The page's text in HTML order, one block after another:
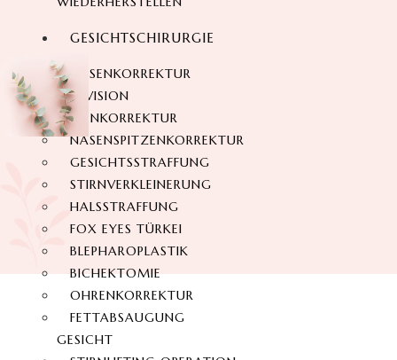
GESICHTSCHIRURGIE
NASENKORREKTUR
REVISION
NASENKORREKTUR
NASENSPITZENKORREKTUR
GESICHTSSTRAFFUNG
STIRNVERKLEINERUNG
HALSSTRAFFUNG
FOX EYES TÜRKEI
BLEPHAROPLASTIK
BICHEKTOMIE
OHRENKORREKTUR
FETTABSAUGUNG
GESICHT